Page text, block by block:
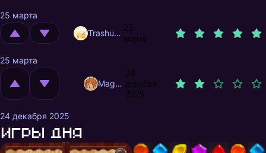
25 марта
Trashuser
25
марта
25 марта
MagnificentMrFox
24
декабря
2025
24 декабря 2025
Игры дня